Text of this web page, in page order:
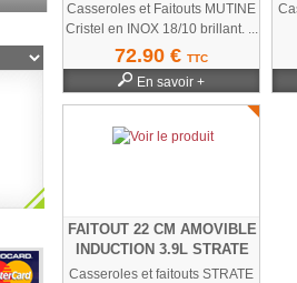
Casseroles et Faitouts MUTINE
Cristel en INOX 18/10 brillant. ...
72.90 € TTC
En savoir +
FAITOUT 22 CM AMOVIBLE
INDUCTION 3.9L STRATE
Casseroles et faitouts STRATE